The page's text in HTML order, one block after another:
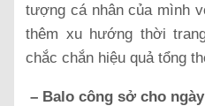
tượng cá nhân của mình
thêm xu hướng thời
chắc chắn hiệu quả tổng
– Balo công sở cho